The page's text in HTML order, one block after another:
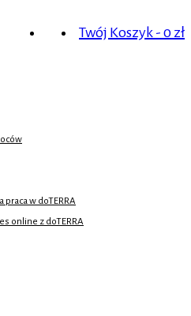
Twój Koszyk - 0 zł
praca w doTERRA
online z doTERRA